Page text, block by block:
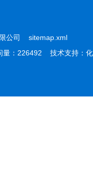
限公司 sitemap.xml
：226492 技术支持： 化